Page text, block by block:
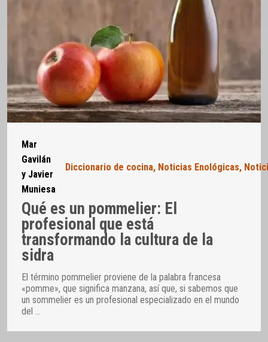
Mar
Gavilán
y Javier
Muniesa
Diccionario de cocina, Noticias Enológicas,
Qué es un pommelier: El
profesional que está
transformando la cultura de la
sidra
El término pommelier proviene de la palabra francesa
«pomme», que significa manzana, así que, si sabemos que
un sommelier es un profesional especializado en el mundo
del …